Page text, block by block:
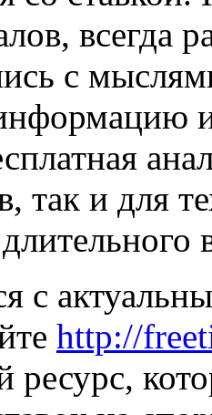
всегда
с
так и для
с
http://
ресурс,